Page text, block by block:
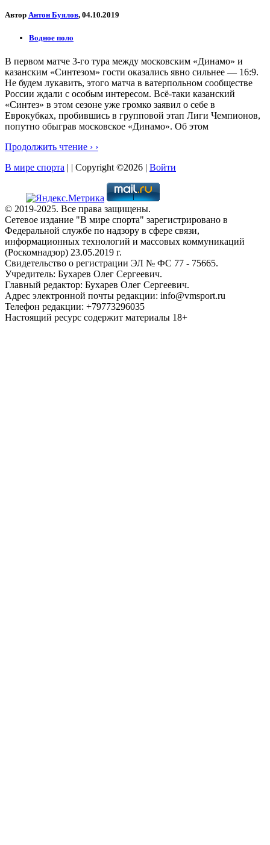
Автор Антон Буялов, 04.10.2019
Водное поло
В первом матче 3-го тура между московским «Динамо» и
казанским «Синтезом» гости оказались явно сильнее — 16:9.
Не будем лукавить, этого матча в ватерпольном сообществе
России ждали с особым интересом. Всё-таки казанский
«Синтез» в этом сезоне уже громко заявил о себе в
Еврокубках, пробившись в групповой этап Лиги Чемпионов,
попутно обыграв московское «Динамо». Об этом
Продолжить чтение › ›
В мире спорта | | Copyright ©2026 | Войти
© 2019-2025. Все права защищены.
Сетевое издание "В мире спорта" зарегистрировано в
Федеральной службе по надзору в сфере связи,
информационных технологий и массовых коммуникаций
(Роскомнадзор) 23.05.2019 г.
Свидетельство о регистрации ЭЛ № ФС 77 - 75665.
Учредитель: Бухарев Олег Сергеевич.
Главный редактор: Бухарев Олег Сергеевич.
Адрес электронной почты редакции: info@vmsport.ru
Телефон редакции: +79773296035
Настоящий ресурс содержит материалы 18+